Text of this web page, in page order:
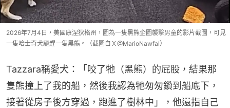
2026年7月4日，美國康涅狄格州，圖為一隻黑熊企圖襲擊男童的影片截圖，可見
一隻哈士奇犬驅趕一隻黑熊。（截圖自Ｘ@MarioNawfal）
Tazzara稱愛犬：「咬了牠（黑熊）的屁股，結果那
隻熊撞上了我的船，然後我認為牠匆匆鑽到船底下，
接著從房子後方穿過，跑進了樹林中」，他還指自己